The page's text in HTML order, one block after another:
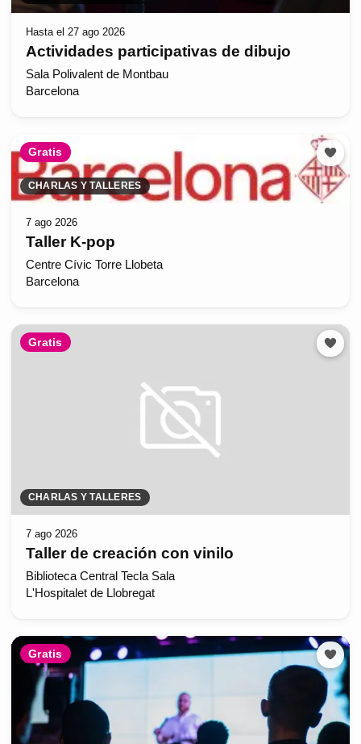
Hasta el 27 ago 2026
Actividades participativas de dibujo
Sala Polivalent de Montbau
Barcelona
Gratis
CHARLAS Y TALLERES
7 ago 2026
Taller K-pop
Centre Cívic Torre Llobeta
Barcelona
Gratis
CHARLAS Y TALLERES
7 ago 2026
Taller de creación con vinilo
Biblioteca Central Tecla Sala
L'Hospitalet de Llobregat
Gratis